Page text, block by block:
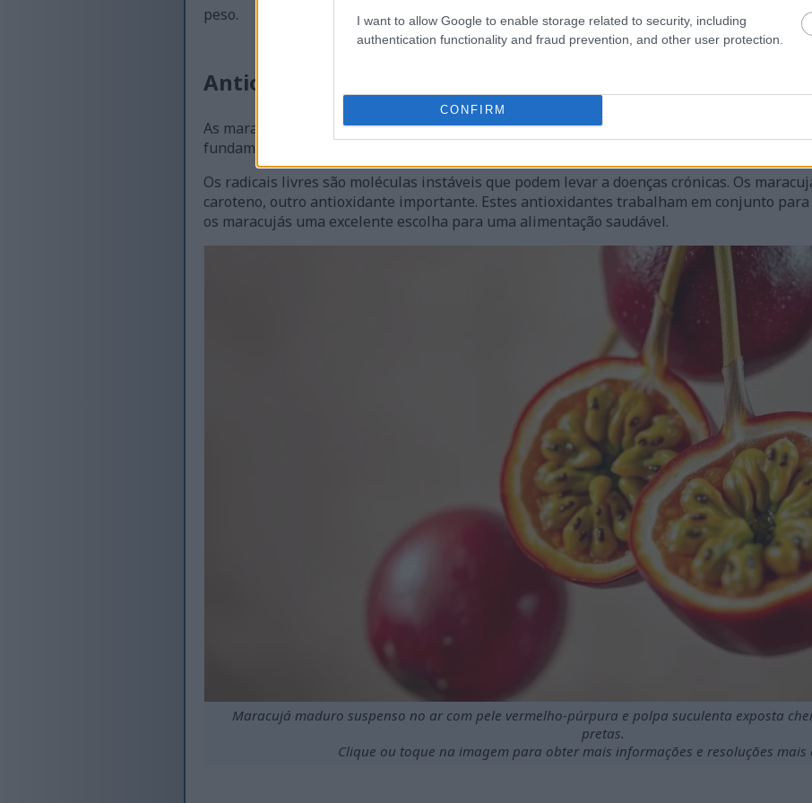
I want to allow Google to enable storage related to security, including
authentication functionality and fraud prevention, and other user protection.
CONFIRM
peso.
Antioxidantes nas Maracujás
As maracujás são conhecidas pelo seu sabor único e elevados níveis de antioxidantes. A
fundamental nestes frutos. Ajuda a proteger o corpo dos radicais livres, que podem causar
Os radicais livres são moléculas instáveis que podem levar a doenças crónicas. Os
caroteno, outro antioxidante importante. Estes antioxidantes trabalham em conjunto
os maracujás uma excelente escolha para uma alimentação saudável.
Maracujá maduro suspenso no ar com pele vermelho-púrpura e polpa suculenta exposta
pretas.
Clique ou toque na imagem para obter mais informações e resoluções mais